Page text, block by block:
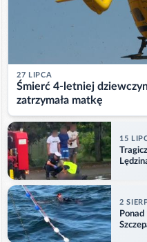
27 LIPCA
Śmierć 4-letniej
zatrzymała matkę
15
2